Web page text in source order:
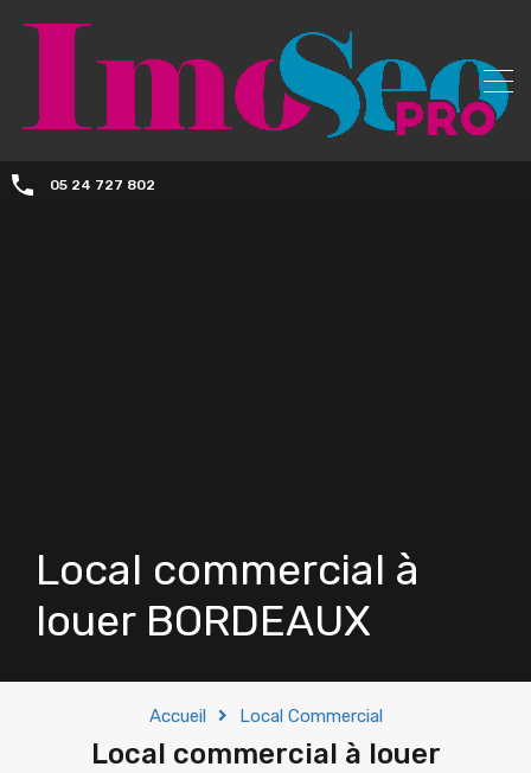
05 24 727 802
Local commercial à
louer BORDEAUX
Accueil Local Commercial
Local commercial à louer